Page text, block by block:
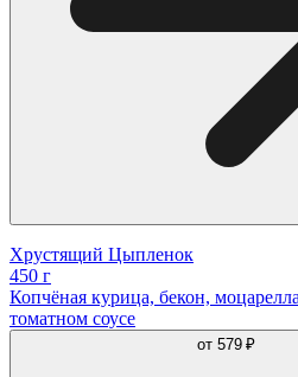
Хрустящий Цыпленок
450 г
Копчёная курица, бекон,
томатном соусе
от 579 ₽